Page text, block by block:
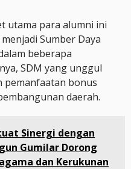
utama para alumni ini
Sumber Daya
beberapa
SDM yang unggul
pemanfaatan bonus
daerah.
Sinergi dengan
Gumilar Dorong
dan Kerukunan